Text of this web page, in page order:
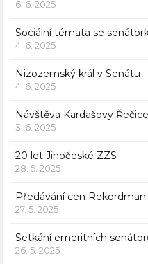
6. 6. 2025
Sociální témata se
4. 6. 2025
Nizozemský král v Senátu
4. 6. 2025
Návštěva Kardašovy Řečice
3. 6. 2025
20 let Jihočeské ZZS
28. 5. 2025
Předávání cen Rekordman
27. 5. 2025
Setkání emeritních
26. 5. 2025